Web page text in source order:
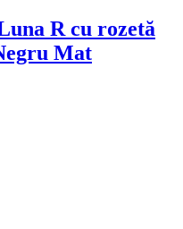
R cu rozetă
Mat